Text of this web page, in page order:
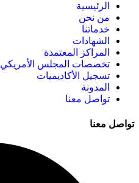
الرئيسية
من نحن
خدماتنا
الشهادات
المراكز المعتمدة
تخصصات المجلس الأمريكي
تسجيل الأكاديميات
المدونة
تواصل معنا
تواصل معنا